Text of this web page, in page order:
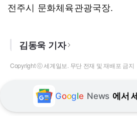
전주시 문화체육관광국장.
김동욱 기자
Copyright ⓒ 세계일보. 무단 전재 및 재배포 금지
Google News 에서